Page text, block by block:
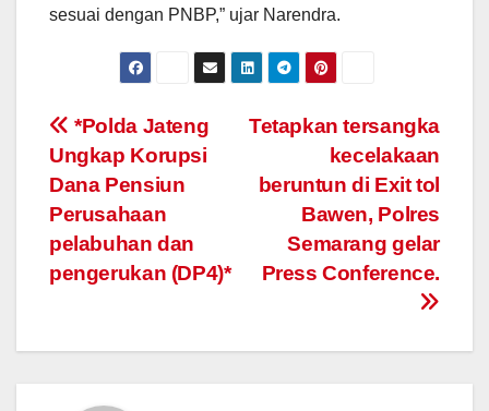
sesuai dengan PNBP,” ujar Narendra.
Post
navigation
Tetapkan tersangka
kecelakaan
beruntun di Exit tol
Bawen, Polres
Semarang gelar
Press Conference.
*Polda Jateng
Ungkap Korupsi
Dana Pensiun
Perusahaan
pelabuhan dan
pengerukan (DP4)*